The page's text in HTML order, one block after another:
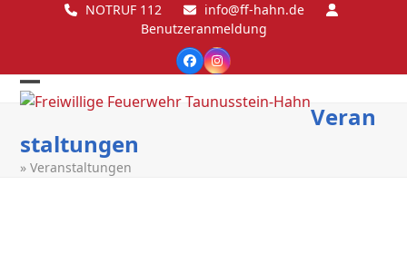
NOTRUF 112
info@ff-hahn.de
Benutzeranmeldung
FacebookInstagram
Open
mobile
menu
Close
mobile
menu
Veran
staltungen
»Veranstaltungen